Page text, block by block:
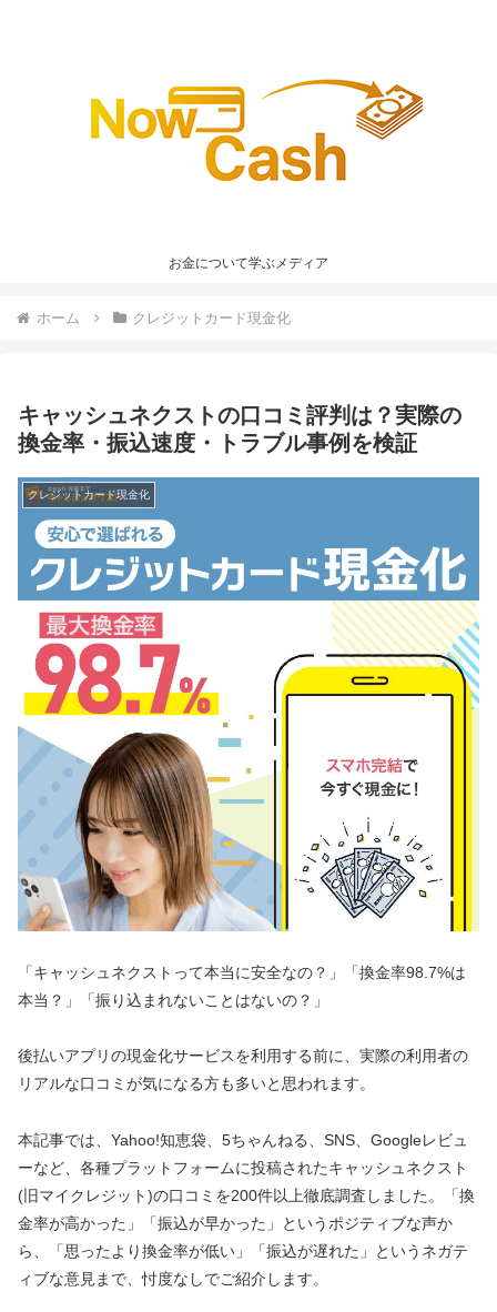
お金について学ぶメディア
ホーム クレジットカード現金化
キャッシュネクストの口コミ評判は？実際の
換金率・振込速度・トラブル事例を検証
クレジットカード現金化
「キャッシュネクストって本当に安全なの？」「換金率98.7%は
本当？」「振り込まれないことはないの？」
後払いアプリの現金化サービスを利用する前に、実際の利用者の
リアルな口コミが気になる方も多いと思われます。
本記事では、Yahoo!知恵袋、5ちゃんねる、SNS、Googleレビュ
ーなど、各種プラットフォームに投稿されたキャッシュネクスト
(旧マイクレジット)の口コミを200件以上徹底調査しました。「換
金率が高かった」「振込が早かった」というポジティブな声か
ら、「思ったより換金率が低い」「振込が遅れた」というネガテ
ィブな意見まで、忖度なしでご紹介します。